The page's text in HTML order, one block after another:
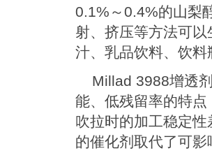
0.1% ～0.4%的山梨
射、挤压等方法可
汁、乳品饮料、饮料
Millad 3988增透
能、低残留率的特点
吹拉时的加工稳定
的催化剂取代了可